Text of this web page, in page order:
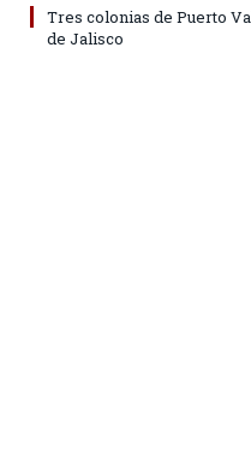
Tres colonias de Puerto
de Jalisco